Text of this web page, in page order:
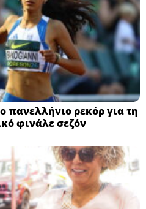
πανελλήνιο ρεκόρ για τη
φινάλε σεζόν